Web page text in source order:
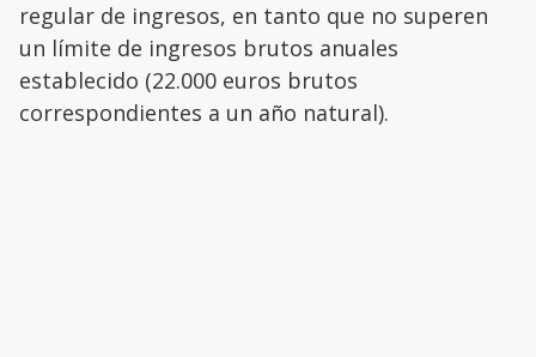
regular de ingresos, en tanto que no superen
un límite de ingresos brutos anuales
establecido (22.000 euros brutos
correspondientes a un año natural).